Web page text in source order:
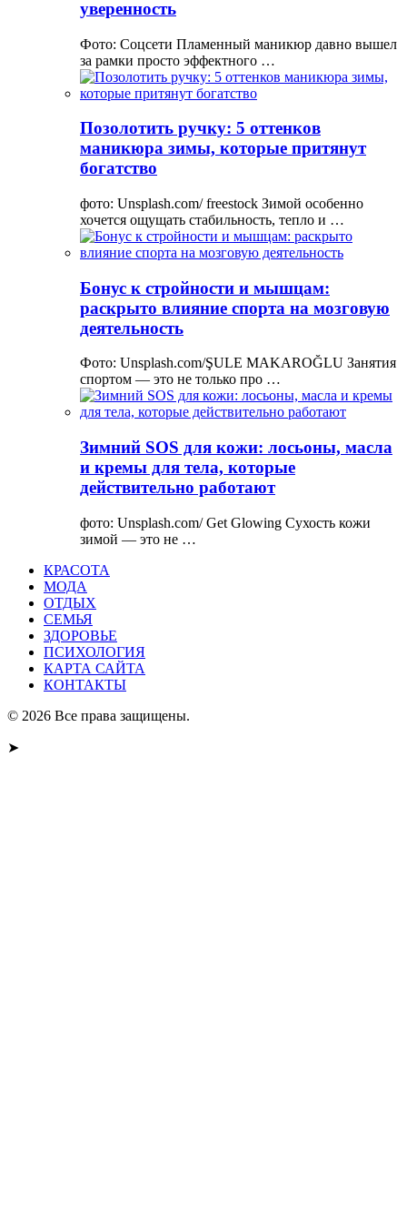
уверенность
Фото: Соцсети Пламенный маникюр давно вышел
за рамки просто эффектного …
Позолотить ручку: 5 оттенков
маникюра зимы, которые притянут
богатство
фото: Unsplash.com/ freestock Зимой особенно
хочется ощущать стабильность, тепло и …
Бонус к стройности и мышцам:
раскрыто влияние спорта на мозговую
деятельность
Фото: Unsplash.com/ŞULE MAKAROĞLU Занятия
спортом — это не только про …
Зимний SOS для кожи: лосьоны, масла
и кремы для тела, которые
действительно работают
фото: Unsplash.com/ Get Glowing Сухость кожи
зимой — это не …
КРАСОТА
МОДА
ОТДЫХ
СЕМЬЯ
ЗДОРОВЬЕ
ПСИХОЛОГИЯ
КАРТА САЙТА
КОНТАКТЫ
© 2026 Все права защищены.
➤